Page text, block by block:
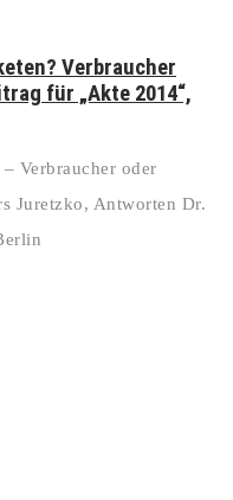
Verbraucher
für „Akte 2014“,
Verbraucher oder
Juretzko, Antworten Dr.